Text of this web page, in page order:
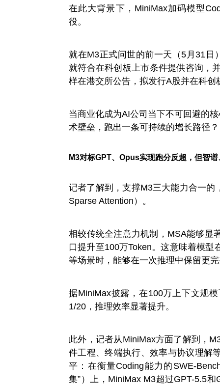
在此大背景下，MiniMax加码模型
役。
就在M3正式问世的前一天（5月31日
就符合在科创板上市条件提供咨询，
样在港交所公告，拟发行A股并在科创
当商业化成为AI公司当下不可回避的
术壁垒，跑出一条可持续的增长路径？
M3对标GPT、Opus实现跑分反超，但智
记者了解到，支撑M3三大能力合一
Sparse Attention）。
相较传统全注意力机制，MSA能够显
口提升至100万Token。这意味着模
等场景时，能够在一次推理中保留更
据MiniMax披露，在100万上下文规
1/20，推理效率显著提升。
此外，记者从MiniMax方面了解到，
件工程、终端执行、效率与协议理解
平：在衡量Coding能力的SWE-
集”）上，MiniMax M3超过GPT-5.5